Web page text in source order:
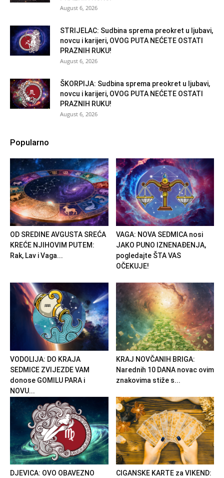
August 6, 2026
STRIJELAC: Sudbina sprema preokret u ljubavi,
novcu i karijeri, OVOG PUTA NEĆETE OSTATI
PRAZNIH RUKU!
August 6, 2026
ŠKORPIJA: Sudbina sprema preokret u ljubavi,
novcu i karijeri, OVOG PUTA NEĆETE OSTATI
PRAZNIH RUKU!
August 6, 2026
Popularno
OD SREDINE AVGUSTA SREĆA
KREĆE NJIHOVIM PUTEM:
Rak, Lav i Vaga...
VAGA: NOVA SEDMICA nosi
JAKO PUNO IZNENAĐENJA,
pogledajte ŠTA VAS
OČEKUJE!
VODOLIJA: DO KRAJA
SEDMICE ZVIJEZDE VAM
donose GOMILU PARA i
NOVU...
KRAJ NOVČANIH BRIGA:
Narednih 10 DANA novac ovim
znakovima stiže s...
DJEVICA: OVO OBAVEZNO
CIGANSKE KARTE za VIKEND: